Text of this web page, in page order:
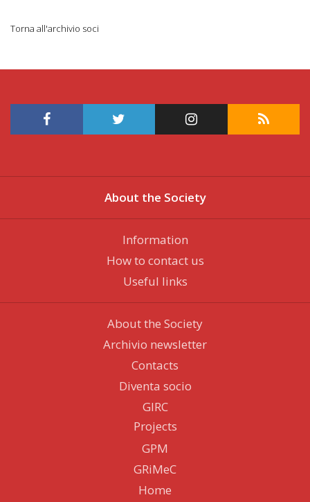
Torna all'archivio soci
About the Society
Information
How to contact us
Useful links
About the Society
Archivio newsletter
Contacts
Diventa socio
GIRC
Projects
GPM
GRiMeC
Home